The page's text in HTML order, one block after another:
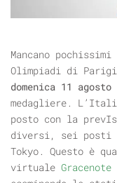
Mancano
Olimpiadi di
domenica 11 agosto
medagliere.
posto con la
diversi, sei posti
Tokyo. Questo è
virtuale